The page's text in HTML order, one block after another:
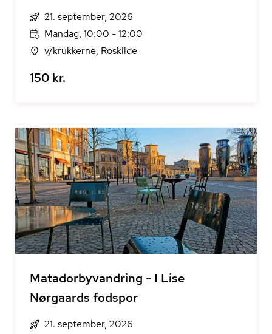
21. september, 2026
Mandag, 10:00 - 12:00
v/krukkerne, Roskilde
150 kr.
Matadorbyvandring - I Lise
Nørgaards fodspor
21. september, 2026